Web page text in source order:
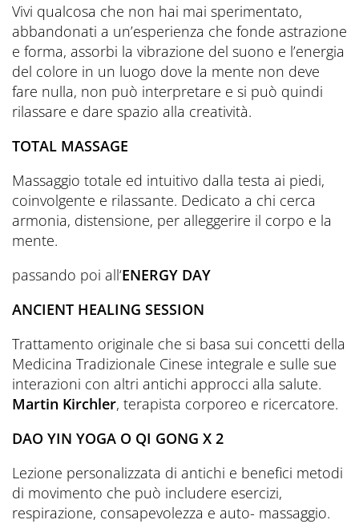
Vivi qualcosa che non hai mai sperimentato,
abbandonati a un’esperienza che fonde astrazione
e forma, assorbi la vibrazione del suono e l’energia
del colore in un luogo dove la mente non deve
fare nulla, non può interpretare e si può quindi
rilassare e dare spazio alla creatività.
TOTAL MASSAGE
Massaggio totale ed intuitivo dalla testa ai piedi,
coinvolgente e rilassante. Dedicato a chi cerca
armonia, distensione, per alleggerire il corpo e la
mente.
passando poi all‘ENERGY DAY
ANCIENT HEALING SESSION
Trattamento originale che si basa sui concetti della
Medicina Tradizionale Cinese integrale e sulle sue
interazioni con altri antichi approcci alla salute.
Martin Kirchler, terapista corporeo e ricercatore.
DAO YIN YOGA O QI GONG X 2
Lezione personalizzata di antichi e benefici metodi
di movimento che può includere esercizi,
respirazione, consapevolezza e auto- massaggio.